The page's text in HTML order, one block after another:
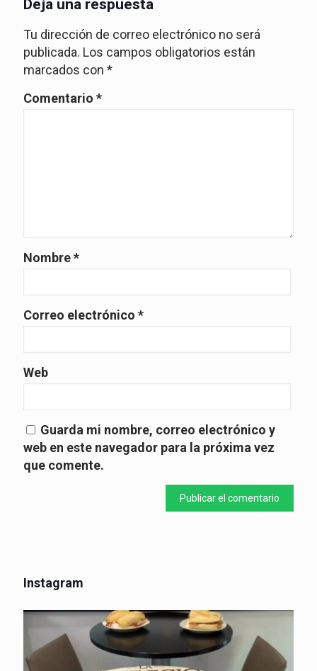
Deja una respuesta
Tu dirección de correo electrónico no será
publicada. Los campos obligatorios están
marcados con *
Comentario *
Nombre*
Correo electrónico *
Web
Guarda mi nombre, correo electrónico y
web en este navegador para la próxima vez
que comente.
Instagram